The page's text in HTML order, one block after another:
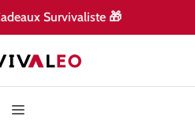
Survivaliste 🎁